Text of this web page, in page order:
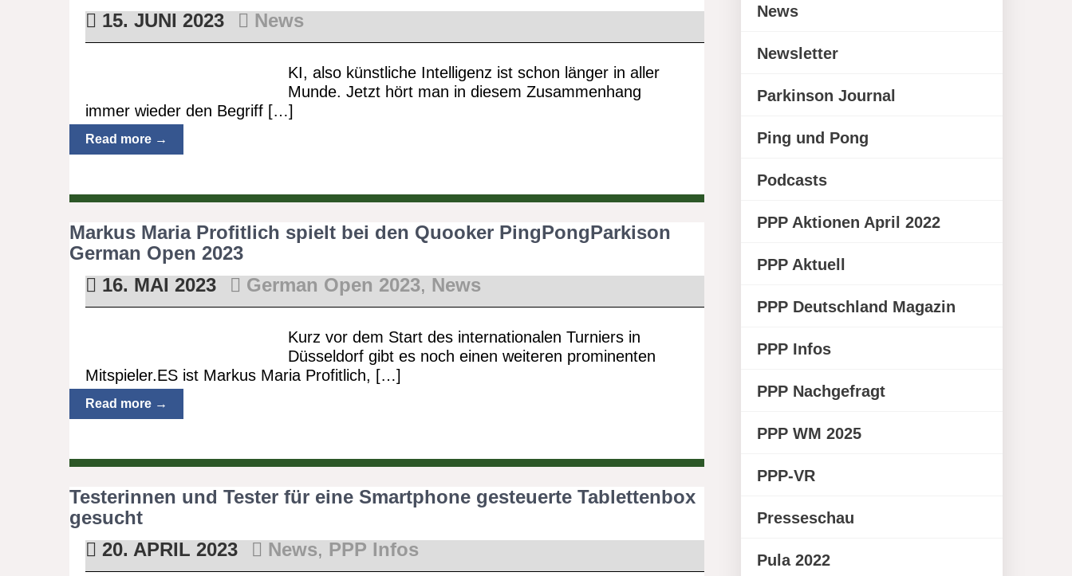
15. JUNI 2023
News
KI, also künstliche Intelligenz ist schon länger in aller
Munde. Jetzt hört man in diesem Zusammenhang
immer wieder den Begriff […]
Read more →
Markus Maria Profitlich spielt bei den Quooker PingPongParkison
German Open 2023
16. MAI 2023
German Open 2023, News
Kurz vor dem Start des internationalen Turniers in
Düsseldorf gibt es noch einen weiteren prominenten
Mitspieler.ES ist Markus Maria Profitlich, […]
Read more →
Testerinnen und Tester für eine Smartphone gesteuerte Tablettenbox
gesucht
20. APRIL 2023
News, PPP Infos
News
Newsletter
Parkinson Journal
Ping und Pong
Podcasts
PPP Aktionen April 2022
PPP Aktuell
PPP Deutschland Magazin
PPP Infos
PPP Nachgefragt
PPP WM 2025
PPP-VR
Presseschau
Pula 2022